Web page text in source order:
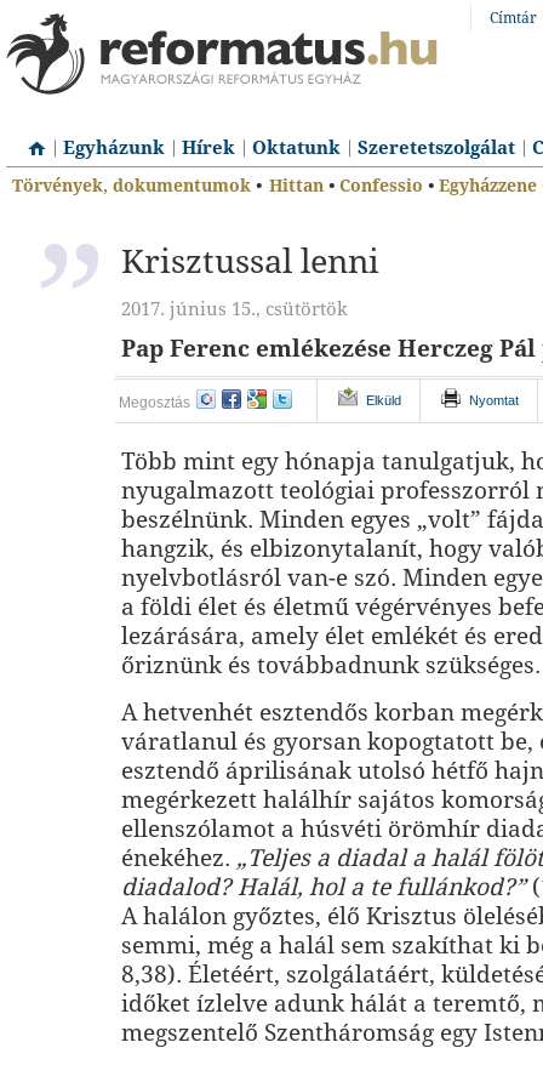
Címtár
Egyházunk Hírek Oktatunk Szeretetszolgálat
Törvények, dokumentumok • Hittan • Confessio • Egyházzene
Krisztussal lenni
2017. június 15., csütörtök
Pap Ferenc emlékezése Herczeg
Megosztás Elküld Nyomtat
Több mint egy hónapja tanulgatjuk,
nyugalmazott teológiai professzorról
beszélnünk. Minden egyes „volt”
hangzik, és elbizonytalanít, hogy
nyelvbotlásról van-e szó. Minden
a földi élet és életmű végérvényes
lezárására, amely élet emlékét és
őriznünk és továbbadnunk szükséges.
A hetvenhét esztendős korban
váratlanul és gyorsan kopogtatott be,
esztendő áprilisának utolsó hétfő
megérkezett halálhír sajátos
ellenszólamot a húsvéti örömhír
énekéhez. „Teljes a diadal a halál
diadalod? Halál, hol a te fullánkod?”
A halálon győztes, élő Krisztus
semmi, még a halál sem szakíthat ki
8,38). Életéért, szolgálatáért,
időket ízlelve adunk hálát a teremtő,
megszentelő Szentháromság egy